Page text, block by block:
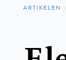
ARTIKELEN